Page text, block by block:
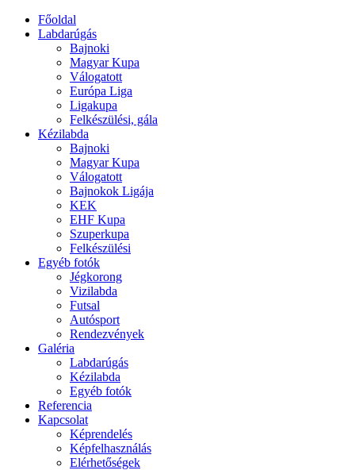
Főoldal
Labdarúgás
Bajnoki
Magyar Kupa
Válogatott
Európa Liga
Ligakupa
Felkészülési, gála
Kézilabda
Bajnoki
Magyar Kupa
Válogatott
Bajnokok Ligája
KEK
EHF Kupa
Szuperkupa
Felkészülési
Egyéb fotók
Jégkorong
Vizilabda
Futsal
Autósport
Rendezvények
Galéria
Labdarúgás
Kézilabda
Egyéb fotók
Referencia
Kapcsolat
Képrendelés
Képfelhasználás
Elérhetőségek